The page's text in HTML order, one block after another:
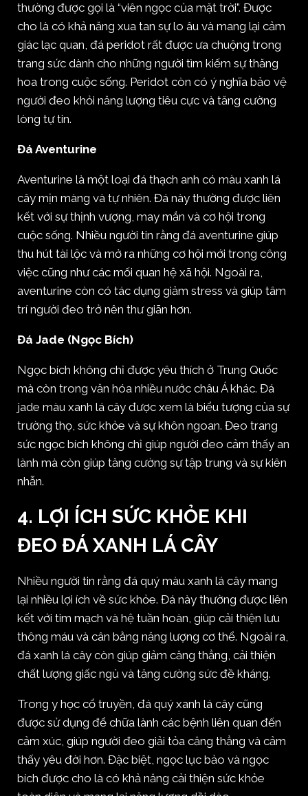
thường được gọi là “viên ngọc của mặt trời”. Được
cho là có khả năng xua tan sự lo âu và mang lại cảm
giác lạc quan, đá peridot rất được ưa chuộng trong
trang sức dành cho những người tìm kiếm sự thăng
hoa trong cuộc sống. Peridot còn có ý nghĩa bảo vệ
người đeo khỏi năng lượng tiêu cực và tăng cường
lòng tự tin.
Đá Aventurine
Aventurine là một loại đá thạch anh có màu xanh lá
cây mịn màng và tự nhiên. Đá này thường được liên
kết với sự thịnh vượng, may mắn và cơ hội trong
cuộc sống. Nhiều người tin rằng đá aventurine giúp
thu hút tài lộc và mở ra những cơ hội mới trong công
việc cũng như các mối quan hệ xã hội. Ngoài ra,
aventurine còn có tác dụng giảm stress và giúp tâm
trí người đeo trở nên thư giãn hơn.
Đá Jade (Ngọc Bích)
Ngọc bích không chỉ được yêu thích ở Trung Quốc
mà còn trong văn hóa nhiều nước châu Á khác. Đá
jade màu xanh lá cây được xem là biểu tượng của sự
trường thọ, sức khỏe và sự khôn ngoan. Đeo trang
sức ngọc bích không chỉ giúp người đeo cảm thấy an
lành mà còn giúp tăng cường sự tập trung và sự kiên
nhẫn.
4. LỢI ÍCH SỨC KHỎE KHI
ĐEO ĐÁ XANH LÁ CÂY
Nhiều người tin rằng đá quý màu xanh lá cây mang
lại nhiều lợi ích về sức khỏe. Đá này thường được liên
kết với tim mạch và hệ tuần hoàn, giúp cải thiện lưu
thông máu và cân bằng năng lượng cơ thể. Ngoài ra,
đá xanh lá cây còn giúp giảm căng thẳng, cải thiện
chất lượng giấc ngủ và tăng cường sức đề kháng.
Trong y học cổ truyền, đá quý xanh lá cây cũng
được sử dụng để chữa lành các bệnh liên quan đến
cảm xúc, giúp người đeo giải tỏa căng thẳng và cảm
thấy yêu đời hơn. Đặc biệt, ngọc lục bảo và ngọc
bích được cho là có khả năng cải thiện sức khỏe